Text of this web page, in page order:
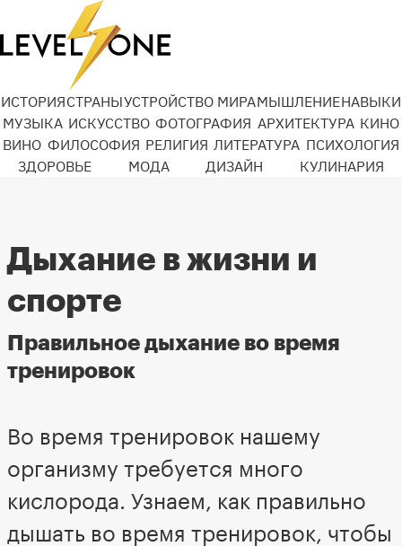
ИСТОРИЯСТРАНЫУСТРОЙСТВО МИРАМЫШЛЕНИЕНАВЫКИ
МУЗЫКА ИСКУССТВО ФОТОГРАФИЯ АРХИТЕКТУРА КИНО
ВИНО ФИЛОСОФИЯ РЕЛИГИЯ ЛИТЕРАТУРА ПСИХОЛОГИЯ
ЗДОРОВЬЕ
МОДА ДИЗАЙН КУЛИНАРИЯ
Дыхание в жизни и
спорте
Правильное дыхание во время
тренировок
Во время тренировок нашему
организму требуется много
кислорода. Узнаем, как правильно
дышать во время тренировок, чтобы